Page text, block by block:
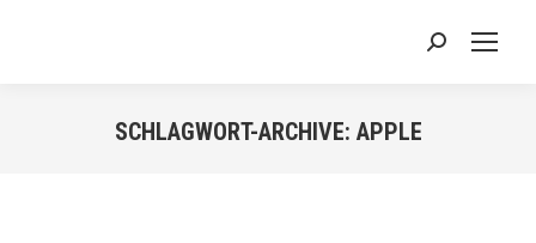
Search:
SCHLAGWORT-ARCHIVE: APPLE